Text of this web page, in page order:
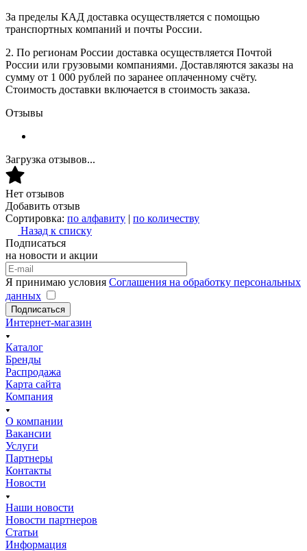
За пределы КАД доставка осуществляется с помощью
транспортных компаний и почты России.
2. По регионам России доставка осуществляется Почтой
России или грузовыми компаниями. Доставляются заказы на
сумму от 1 000 рублей по заранее оплаченному счёту.
Стоимость доставки включается в стоимость заказа.
Отзывы
Загрузка отзывов...
Нет отзывов
Добавить отзыв
Сортировка: по алфавиту | по количеству
Назад к списку
Подписаться
на новости и акции
Я принимаю условия Соглашения на обработку персональных
данных
Подписаться
Интернет-магазин
Каталог
Бренды
Распродажа
Карта сайта
Компания
О компании
Вакансии
Услуги
Партнеры
Контакты
Новости
Наши новости
Новости партнеров
Статьи
Информация